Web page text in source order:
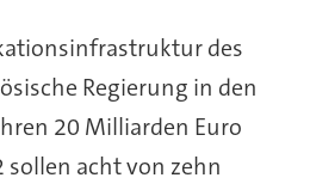
des
Regierung in den
20 Milliarden Euro
sollen acht von zehn